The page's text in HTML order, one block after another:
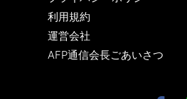
利用規約
運営会社
AFP通信会長ごあいさつ